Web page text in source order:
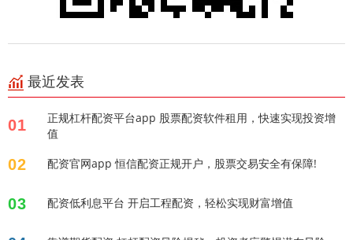
最近发表
01
正规杠杆配资平台app 股票配资软件租用，快速实现投资增
值
02 配资官网app 恒信配资正规开户，股票交易安全有保障!
03 配资低利息平台 开启工程配资，轻松实现财富增值